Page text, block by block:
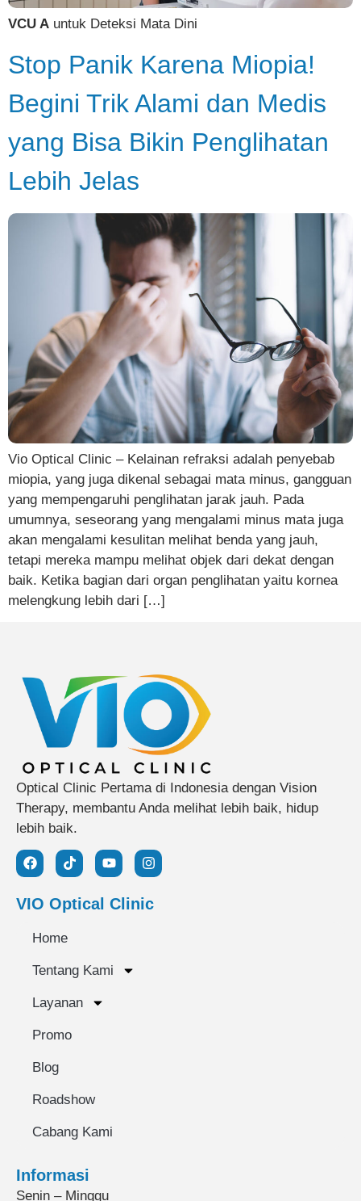
VCU A untuk Deteksi Mata Dini
Stop Panik Karena Miopia!
Begini Trik Alami dan Medis
yang Bisa Bikin Penglihatan
Lebih Jelas
Vio Optical Clinic – Kelainan refraksi adalah penyebab
miopia, yang juga dikenal sebagai mata minus, gangguan
yang mempengaruhi penglihatan jarak jauh. Pada
umumnya, seseorang yang mengalami minus mata juga
akan mengalami kesulitan melihat benda yang jauh,
tetapi mereka mampu melihat objek dari dekat dengan
baik. Ketika bagian dari organ penglihatan yaitu kornea
melengkung lebih dari […]
Optical Clinic Pertama di Indonesia dengan Vision
Therapy, membantu Anda melihat lebih baik, hidup
lebih baik.
VIO Optical Clinic
Home
Tentang Kami
Layanan
Promo
Blog
Roadshow
Cabang Kami
Informasi
Senin – Minggu